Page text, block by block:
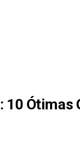
: 10 Ótimas